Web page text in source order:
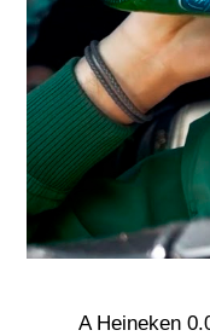
A Heineken